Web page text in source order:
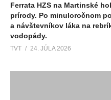
Ferrata HZS na Martinské
prírody. Po minuloročnom
a návštevníkov láka na
vodopády.
TVT 24. JÚLA 2026